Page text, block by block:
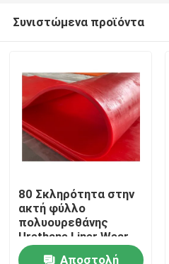
Προϊόντα
Βίντεο
Συνιστώμενα προϊόντα
80 Σκληρότητα στην
ακτή φύλλο
πολυουρεθάνης
Urethane Liner Wear
Plates
Αποστολή